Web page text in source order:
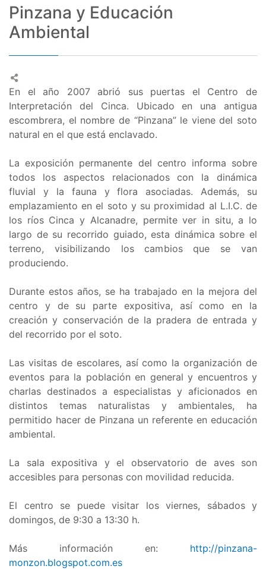
Pinzana y Educación
Ambiental
En el año 2007 abrió sus puertas el Centro de
Interpretación del Cinca. Ubicado en una antigua
escombrera, el nombre de “Pinzana” le viene del soto
natural en el que está enclavado.
La exposición permanente del centro informa sobre
todos los aspectos relacionados con la dinámica
fluvial y la fauna y flora asociadas. Además, su
emplazamiento en el soto y su proximidad al L.I.C. de
los ríos Cinca y Alcanadre, permite ver in situ, a lo
largo de su recorrido guiado, esta dinámica sobre el
terreno, visibilizando los cambios que se van
produciendo.
Durante estos años, se ha trabajado en la mejora del
centro y de su parte expositiva, así como en la
creación y conservación de la pradera de entrada y
del recorrido por el soto.
Las visitas de escolares, así como la organización de
eventos para la población en general y encuentros y
charlas destinados a especialistas y aficionados en
distintos temas naturalistas y ambientales, ha
permitido hacer de Pinzana un referente en educación
ambiental.
La sala expositiva y el observatorio de aves son
accesibles para personas con movilidad reducida.
El centro se puede visitar los viernes, sábados y
domingos, de 9:30 a 13:30 h.
Más información en: http://pinzana-
monzon.blogspot.com.es